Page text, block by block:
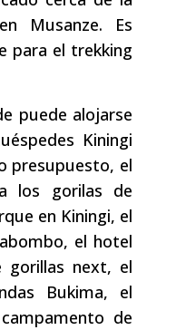
Musanze. Es
para el trekking
puede alojarse
Kiningi
presupuesto, el
los gorilas de
en Kiningi, el
el hotel
gorillas next, el
Bukima, el
de